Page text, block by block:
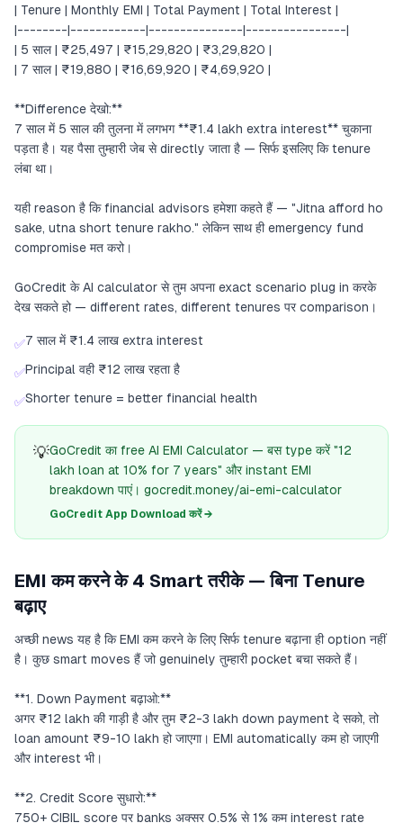
| Tenure | Monthly EMI | Total Payment | Total Interest |
|--------|------------|---------------|----------------|
| 5 साल | ₹25,497 | ₹15,29,820 | ₹3,29,820 |
| 7 साल | ₹19,880 | ₹16,69,920 | ₹4,69,920 |
**Difference देखो:**
7 साल में 5 साल की तुलना में लगभग **₹1.4 lakh extra interest** चुकाना
पड़ता है। यह पैसा तुम्हारी जेब से directly जाता है — सिर्फ इसलिए कि tenure
लंबा था।
यही reason है कि financial advisors हमेशा कहते हैं — "Jitna afford ho
sake, utna short tenure rakho." लेकिन साथ ही emergency fund
compromise मत करो।
GoCredit के AI calculator से तुम अपना exact scenario plug in करके
देख सकते हो — different rates, different tenures पर comparison।
✅7 साल में ₹1.4 लाख extra interest
✅Principal वही ₹12 लाख रहता है
✅Shorter tenure = better financial health
💡GoCredit का free AI EMI Calculator — बस type करें "12
lakh loan at 10% for 7 years" और instant EMI
breakdown पाएं। gocredit.money/ai-emi-calculator
GoCredit App Download करें →
EMI कम करने के 4 Smart तरीके — बिना Tenure
बढ़ाए
अच्छी news यह है कि EMI कम करने के लिए सिर्फ tenure बढ़ाना ही option नहीं
है। कुछ smart moves हैं जो genuinely तुम्हारी pocket बचा सकते हैं।
**1. Down Payment बढ़ाओ:**
अगर ₹12 lakh की गाड़ी है और तुम ₹2-3 lakh down payment दे सको, तो
loan amount ₹9-10 lakh हो जाएगा। EMI automatically कम हो जाएगी
और interest भी।
**2. Credit Score सुधारो:**
750+ CIBIL score पर banks अक्सर 0.5% से 1% कम interest rate